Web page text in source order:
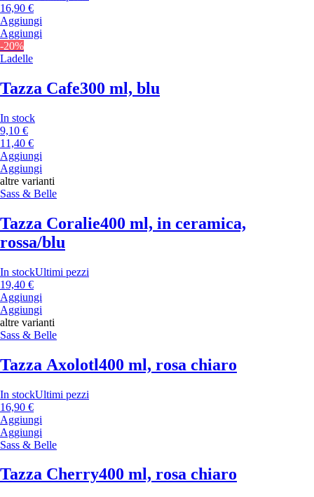
16,90 €
Aggiungi
Aggiungi
-20%
Ladelle
Tazza Cafe300 ml, blu
In stock
9,10 €
11,40 €
Aggiungi
Aggiungi
altre varianti
Sass & Belle
Tazza Coralie400 ml, in ceramica,
rossa/blu
In stockUltimi pezzi
19,40 €
Aggiungi
Aggiungi
altre varianti
Sass & Belle
Tazza Axolotl400 ml, rosa chiaro
In stockUltimi pezzi
16,90 €
Aggiungi
Aggiungi
Sass & Belle
Tazza Cherry400 ml, rosa chiaro